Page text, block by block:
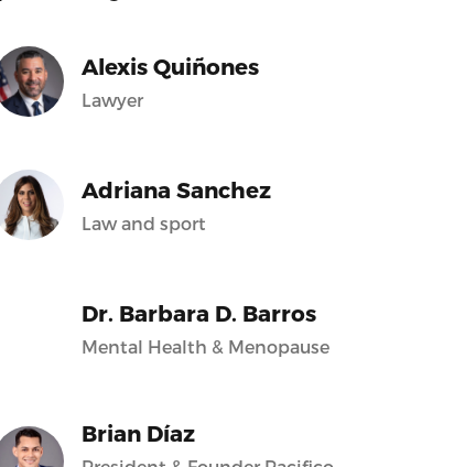
Alexis Quiñones
Lawyer
Adriana Sanchez
Law and sport
Dr. Barbara D. Barros
Mental Health & Menopause
Brian Díaz